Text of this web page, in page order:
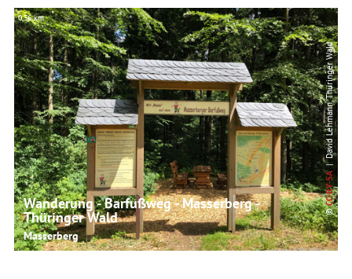
0,36 km
Wanderung - Barfußweg - Masserberg -
Thüringer Wald
Masserberg
©
CC-BY-SA
| David Lehmann, Thüringer Wald